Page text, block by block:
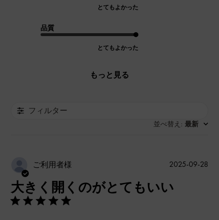
とてもよかった
品質
とてもよかった
もっと見る
フィルター
並べ替え : 最新
ご利用者様
大きく開くのがとてもいい
公
2025-09-28